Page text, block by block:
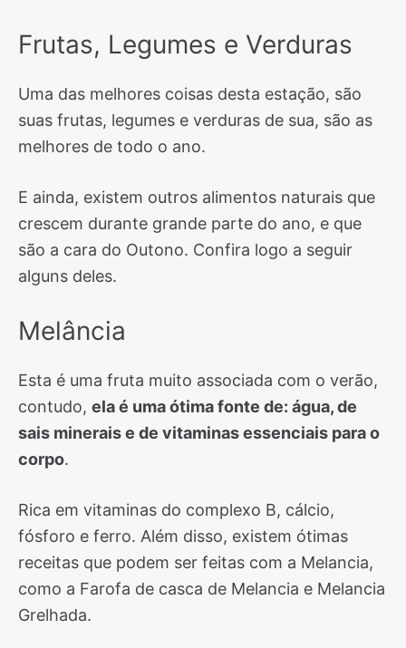
Frutas, Legumes e Verduras
Uma das melhores coisas desta estação, são
suas frutas, legumes e verduras de sua, são as
melhores de todo o ano.
E ainda, existem outros alimentos naturais que
crescem durante grande parte do ano, e que
são a cara do Outono. Confira logo a seguir
alguns deles.
Melância
Esta é uma fruta muito associada com o verão,
contudo, ela é uma ótima fonte de: água, de
sais minerais e de vitaminas essenciais para o
corpo.
Rica em vitaminas do complexo B, cálcio,
fósforo e ferro. Além disso, existem ótimas
receitas que podem ser feitas com a Melancia,
como a Farofa de casca de Melancia e Melancia
Grelhada.